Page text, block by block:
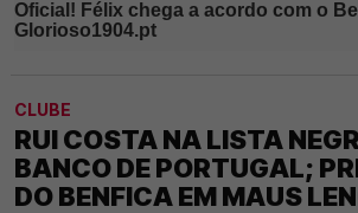
CLUBE
RUI COSTA NA LISTA
BANCO DE PORTUGAL;
DO BENFICA EM MAUS